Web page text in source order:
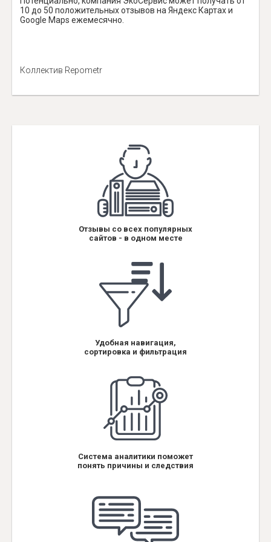
10 до 50 положительных отзывов на Яндекс Картах и
Google Maps ежемесячно.
Коллектив Repometr
Отзывы со всех популярных
сайтов - в одном месте
Удобная навигация,
сортировка и фильтрация
Система аналитики поможет
понять причины и следствия